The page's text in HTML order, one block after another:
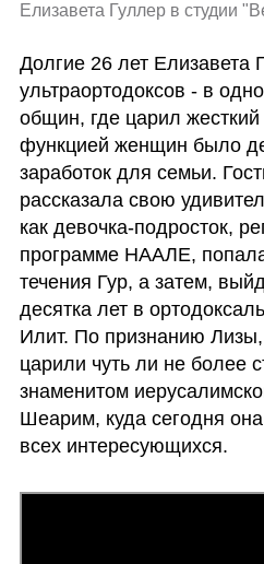
Елизавета Гуллер в студии
Долгие 26 лет Елизавета
ультраортодоксов - в
общин, где царил жесткий
функцией женщин было
заработок для семьи.
рассказала свою
как девочка-подросток,
программе НААЛЕ,
течения Гур, а затем,
десятка лет в
Илит. По признанию
царили чуть ли не более
знаменитом
Шеарим, куда сегодня
всех интересующихся.